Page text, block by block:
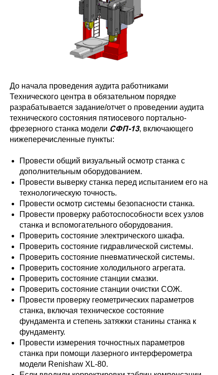
До начала проведения аудита работниками
Технического центра в обязательном порядке
разрабатывается задание/отчет о проведении аудита
технического состояния пятиосевого портально-
фрезерного станка модели СФП-13, включающего
нижеперечисленные пункты:
Провести общий визуальный осмотр станка с
дополнительным оборудованием.
Провести выверку станка перед испытанием его на
технологическую точность.
Провести осмотр системы безопасности станка.
Провести проверку работоспособности всех узлов
станка и вспомогательного оборудования.
Проверить состояние электрического шкафа.
Проверить состояние гидравлической системы.
Проверить состояние пневматической системы.
Проверить состояние холодильного агрегата.
Проверить состояние станции смазки.
Проверить состояние станции очистки СОЖ.
Провести проверку геометрических параметров
станка, включая техническое состояние
фундамента и степень затяжки станины станка к
фундаменту.
Провести измерения точностных параметров
станка при помощи лазерного интерферометра
модели Renishaw XL-80.